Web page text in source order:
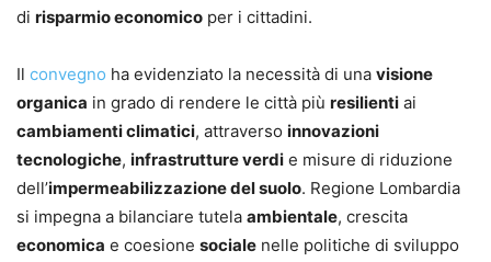
di risparmio economico per i cittadini.
Il convegno ha evidenziato la necessità di una visione
organica in grado di rendere le città più resilienti ai
cambiamenti climatici, attraverso innovazioni
tecnologiche, infrastrutture verdi e misure di riduzione
dell’impermeabilizzazione del suolo. Regione Lombardia
si impegna a bilanciare tutela ambientale, crescita
economica e coesione sociale nelle politiche di sviluppo